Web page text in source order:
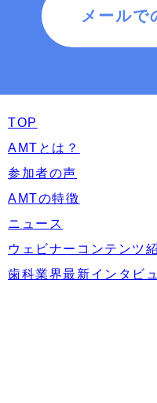
メールで
TOP
AMTとは？
参加者の声
AMTの特徴
ニュース
ウェビナーコンテンツ
歯科業界最新インタビ